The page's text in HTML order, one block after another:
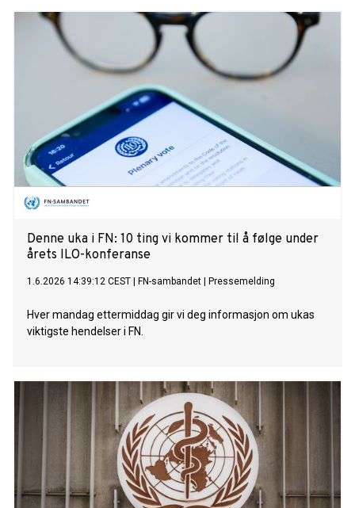
Denne uka i FN: 10 ting vi kommer til å følge under
årets ILO-konferanse
1.6.2026 14:39:12 CEST FN-sambandet Pressemelding
Hver mandag ettermiddag gir vi deg informasjon om ukas
viktigste hendelser i FN.